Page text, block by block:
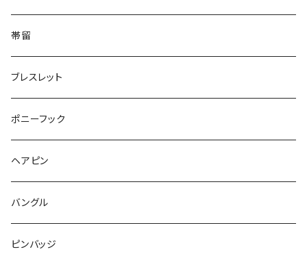
てんとう虫
pattern
こいのぼり
Square
Bubble
Animal
鳥
Triangle
食品
パンダ
ハムスター
レッサーパンダ
Pattern
マーメイド
雲
月
惑星
星
唐津土
lip
クジラ
くま
コアラ
house
bag
フルーツ
さくらんぼ
レモン
てんとう虫
野菜
雲
Pattern
ガラス
カメラ
リボン
ラリエット
モザイク
animal
lip
フルーツ
パン
ガラス
リボン
帯留
ブレスレット
ポニーフック
ヘアピン
バングル
ピンバッジ